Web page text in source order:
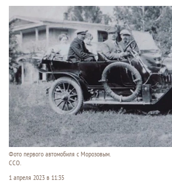
Фото первого автомобиля с Морозовым.
ССО.
1 апреля 2023 в 11:35